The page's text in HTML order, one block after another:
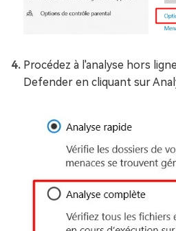
Procédez à l'analyse hors
Defender en cliquant sur